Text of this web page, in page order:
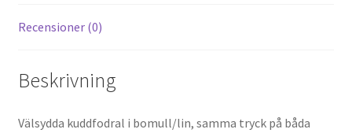
Recensioner (0)
Beskrivning
Välsydda kuddfodral i bomull/lin, samma tryck på båda